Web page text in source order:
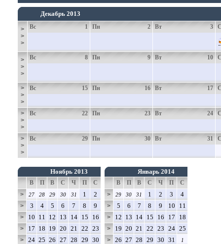
Декабрь 2013
>
>
>
1
Вс 2
Пн 3
Вт
>
>
>
8
Вс 9
Пн 10
Вт
>
>
>
15
Вс 16
Пн 17
Вт
>
>
>
22
Вс 23
Пн 24
Вт
>
>
>
29
Вс 30
Пн 31
Вт
Ноябрь 2013
В П В С Ч П
С
>
27 28 29 30 31 1 2
> 3 4 5 6 7 8 9
> 10 11 12 13 14 15 16
> 17 18 19 20 21 22 23
> 24 25 26 27 28 29 30
Январь 2014
В П В С Ч П
С
>
29 30 31 1 2 3 4
> 5 6 7 8 9 10 11
> 12 13 14 15 16 17 18
> 19 20 21 22 23 24 25
> 26 27 28 29 30 31 1